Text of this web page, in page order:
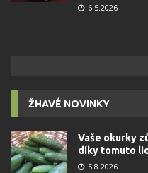
6.5.2026
ŽHAVÉ NOVINKY
Vaše okurky
díky tomuto
5.8.2026